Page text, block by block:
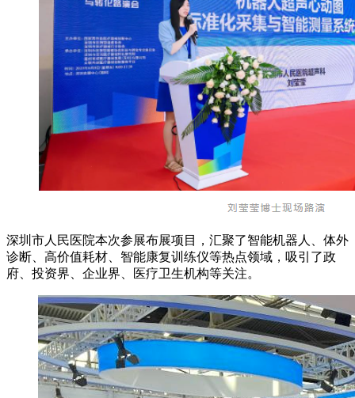
深圳市人民医院本次参展布展项目，汇聚了智能机器人、体外
诊断、高价值耗材、智能康复训练仪等热点领域，吸引了政
府、投资界、企业界、医疗卫生机构等关注。